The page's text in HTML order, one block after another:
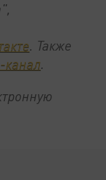
. Также
канал.